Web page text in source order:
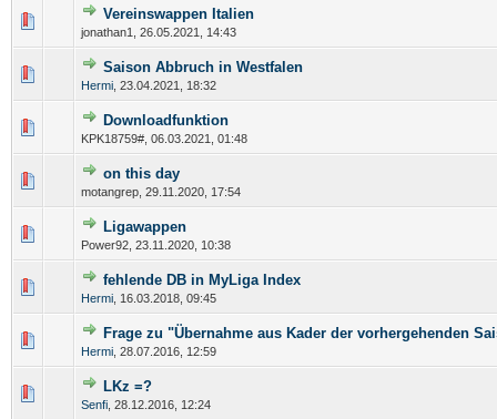
Vereinswappen Italien
jonathan1, 26.05.2021, 14:43
Saison Abbruch in Westfalen
Hermi 23.04.2021, 18:32
Downloadfunktion
KPK18759#, 06.03.2021, 01:48
on this day
motangrep, 29.11.2020, 17:54
Ligawappen
Power92, 23.11.2020, 10:38
fehlende DB in MyLiga Index
Hermi 16.03.2018, 09:45
Frage zu "Übernahme aus Kader der vorhergehenden
Hermi 28.07.2016, 12:59
LKz =?
Senfi 28.12.2016, 12:24